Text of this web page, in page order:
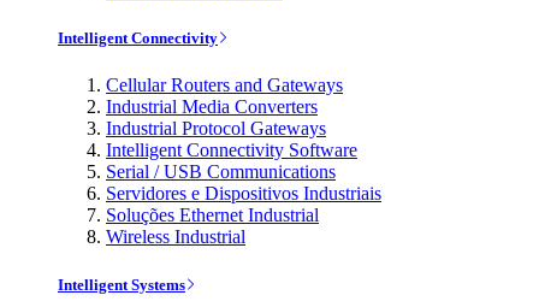
Intelligent Connectivity
Cellular Routers and Gateways
Industrial Media Converters
Industrial Protocol Gateways
Intelligent Connectivity Software
Serial / USB Communications
Servidores e Dispositivos Industriais
Soluções Ethernet Industrial
Wireless Industrial
Intelligent Systems